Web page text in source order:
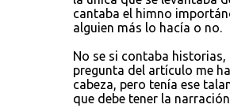
cantaba el himno
alguien más lo hacía o no.
No se si contaba historias,
pregunta del artículo me
cabeza, pero tenía ese
que debe tener la